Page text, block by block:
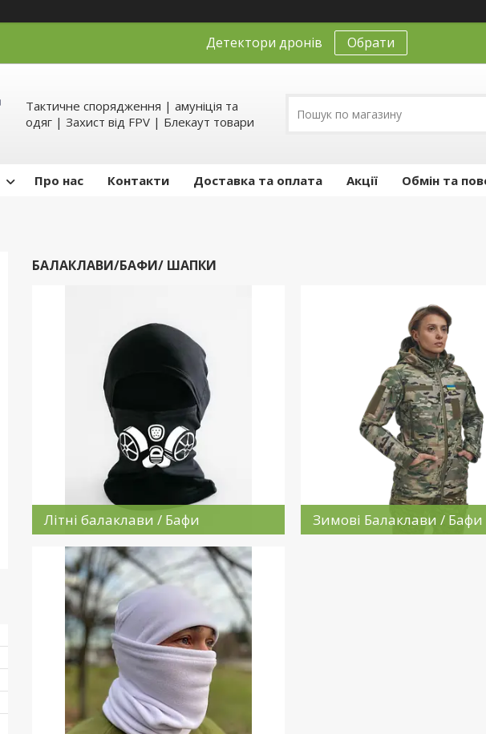
Детектори дронів Обрати
Тактичне спорядження | амуніція та
одяг | Захист від FPV | Блекаут товари
Про нас Контакти Доставка та оплата Акції Обмін та
БАЛАКЛАВИ/БАФИ/ ШАПКИ
Літні балаклави / Бафи Зимові Балаклави / Бафи